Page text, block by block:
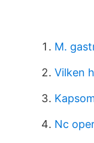
M.
Vilken
Nc